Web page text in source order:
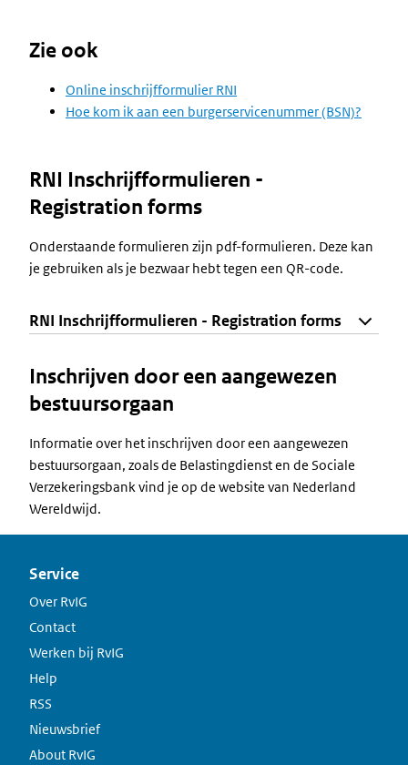
Zie ook
Online inschrijfformulier RNI
Hoe kom ik aan een burgerservicenummer (BSN)?
RNI Inschrijfformulieren -
Registration forms
Onderstaande formulieren zijn pdf-formulieren. Deze kan
je gebruiken als je bezwaar hebt tegen een QR-code.
RNI Inschrijfformulieren - Registration forms
Inschrijven door een aangewezen
bestuursorgaan
Informatie over het inschrijven door een aangewezen
bestuursorgaan, zoals de Belastingdienst en de Sociale
Verzekeringsbank vind je op de website van Nederland
Wereldwijd.
Service
Over RvIG
Contact
Werken bij RvIG
Help
RSS
Nieuwsbrief
About RvIG